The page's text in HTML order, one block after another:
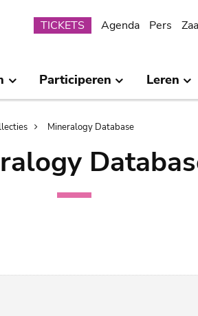
Submenu
TICKETS Agenda Pers
Participeren Leren
Mineralogy Database